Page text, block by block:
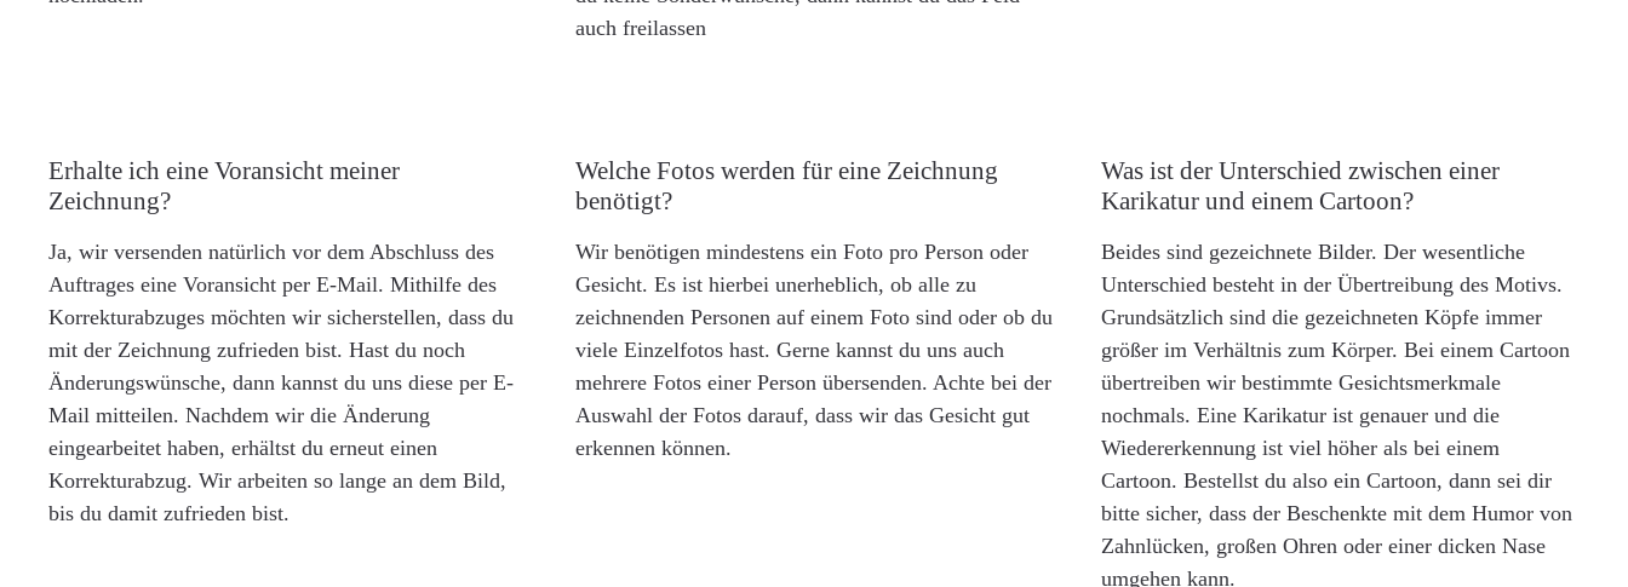
auch freilassen
Erhalte ich eine Voransicht meiner
Zeichnung?
Ja, wir versenden natürlich vor dem Abschluss des
Auftrages eine Voransicht per E-Mail. Mithilfe des
Korrekturabzuges möchten wir sicherstellen, dass du
mit der Zeichnung zufrieden bist. Hast du noch
Änderungswünsche, dann kannst du uns diese per E-
Mail mitteilen. Nachdem wir die Änderung
eingearbeitet haben, erhältst du erneut einen
Korrekturabzug. Wir arbeiten so lange an dem Bild,
bis du damit zufrieden bist.
Welche Fotos werden für eine Zeichnung
benötigt?
Wir benötigen mindestens ein Foto pro Person oder
Gesicht. Es ist hierbei unerheblich, ob alle zu
zeichnenden Personen auf einem Foto sind oder ob du
viele Einzelfotos hast. Gerne kannst du uns auch
mehrere Fotos einer Person übersenden. Achte bei der
Auswahl der Fotos darauf, dass wir das Gesicht gut
erkennen können.
Was ist der Unterschied zwischen einer
Karikatur und einem Cartoon?
Beides sind gezeichnete Bilder. Der wesentliche
Unterschied besteht in der Übertreibung des Motivs.
Grundsätzlich sind die gezeichneten Köpfe immer
größer im Verhältnis zum Körper. Bei einem Cartoon
übertreiben wir bestimmte Gesichtsmerkmale
nochmals. Eine Karikatur ist genauer und die
Wiedererkennung ist viel höher als bei einem
Cartoon. Bestellst du also ein Cartoon, dann sei dir
bitte sicher, dass der Beschenkte mit dem Humor von
Zahnlücken, großen Ohren oder einer dicken Nase
umgehen kann.